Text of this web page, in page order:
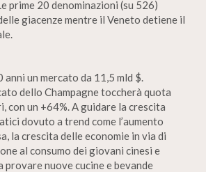
prime 20 denominazioni (su 526)
giacenze mentre il Veneto detiene il
anni un mercato da 11,5 mld $.
dello Champagne toccherà quota
con un +64%. A guidare la crescita
dovuto a trend come l’aumento
la crescita delle economie in via di
al consumo dei giovani cinesi e
provare nuove cucine e bevande